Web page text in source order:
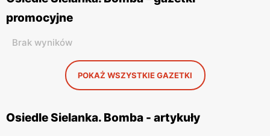
promocyjne
Brak wyników
POKAŻ WSZYSTKIE GAZETKI
Osiedle Sielanka. Bomba - artykuły